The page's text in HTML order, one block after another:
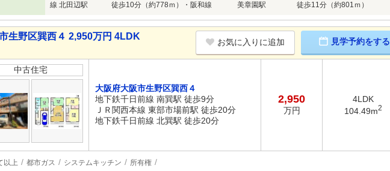
線 北田辺駅 徒歩10分（約778ｍ）・阪和線 美章園駅 徒歩11分（約801ｍ）
生野区巽西４ 2,950万円 4LDK
お気に入りに追加 見学予約をする
中古住宅
大阪府大阪市生野区巽西４
地下鉄千日前線 南巽駅 徒歩9分
ＪＲ関西本線 東部市場前駅 徒歩20分
地下鉄千日前線 北巽駅 徒歩20分
2,950
万円
4LDK
104.49m2
以上 都市ガス システムキッチン 所有権